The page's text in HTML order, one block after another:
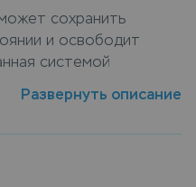
сохранить
и освободит
системой
и
на дом, курьер
Развернуть описание